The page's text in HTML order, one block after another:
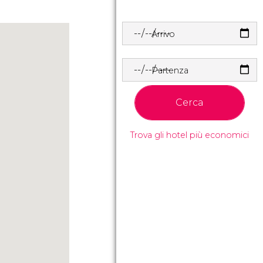
Arrivo
Partenza
Cerca
Trova gli hotel più economici